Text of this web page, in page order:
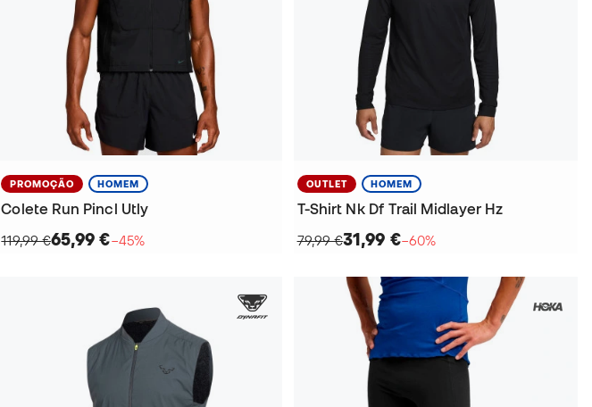
PROMOÇÃO HOMEM
Colete Run Pincl Utly
119,99 €65,99 €−45%
OUTLET HOMEM
T-Shirt Nk Df Trail Midlayer Hz
79,99 €31,99 €−60%